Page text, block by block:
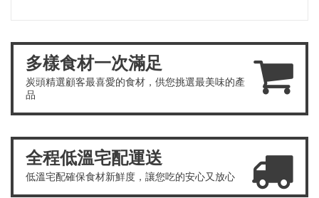
多樣食材一次滿足
炭頭精選顧客最喜愛的食材，供您挑選最美味的產
品
全程低溫宅配運送
低溫宅配確保食材新鮮度，讓您吃的安心又放心